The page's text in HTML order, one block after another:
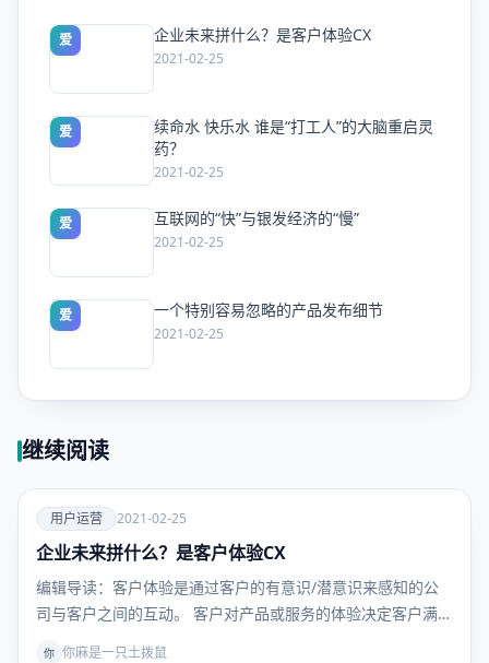
爱 企业未来拼什么？是客户体验CX
2021-02-25
爱
续命水 快乐水 谁是“打工人”的大脑重启灵
药？
2021-02-25
爱 互联网的“快”与银发经济的“慢”
2021-02-25
爱 一个特别容易忽略的产品发布细节
2021-02-25
继续阅读
爱
用户运
用户运营 2021-02-25
企业未来拼什么？是客户体验CX
编辑导读：客户体验是通过客户的有意识/潜意识来感知的公
司与客户之间的互动。 客户对产品或服务的体验决定客户满
你 你麻是一只土拨鼠